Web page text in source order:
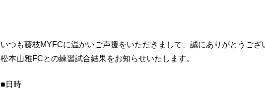
いつも藤枝MYFCに温かいご声援をいただきまして、誠にありがとうござ
松本山雅FCとの練習試合結果をお知らせいたします。
■日時